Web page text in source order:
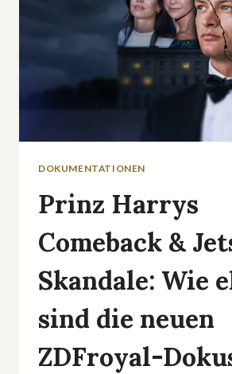
DOKUMENTATIONEN
Prinz Harrys
Comeback &
Skandale: Wie
sind die neuen
ZDFroyal-